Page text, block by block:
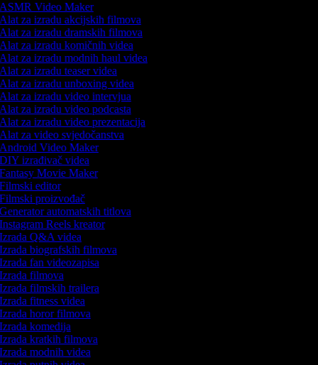
Video Maker
za izradu akcijskih filmova
za izradu dramskih filmova
za izradu komičnih videa
za izradu modnih haul videa
za izradu teaser videa
za izradu unboxing videa
za izradu video intervjua
za izradu video podcasta
za izradu video prezentacija
za video svjedočanstva
Video Maker
izrađivač videa
Movie Maker
editor
proizvođač
automatskih titlova
Reels kreator
Q&A videa
biografskih filmova
fan videozapisa
filmova
filmskih trailera
fitness videa
horor filmova
komedija
kratkih filmova
modnih videa